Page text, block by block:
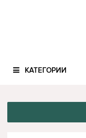
КАТЕГОРИИ